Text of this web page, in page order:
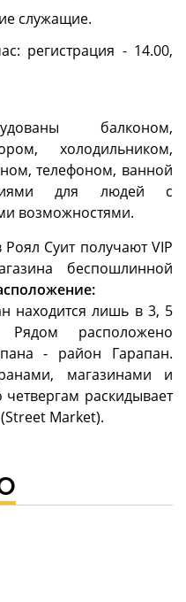
служащие.
регистрация - 14.00,
балконом,
холодильником,
телефоном, ванной
для людей с
возможностями.
Суит получают VIP
беспошлинной
находится лишь в 3, 5
расположено
- район Гарапан.
магазинами и
раскидывает
Market).